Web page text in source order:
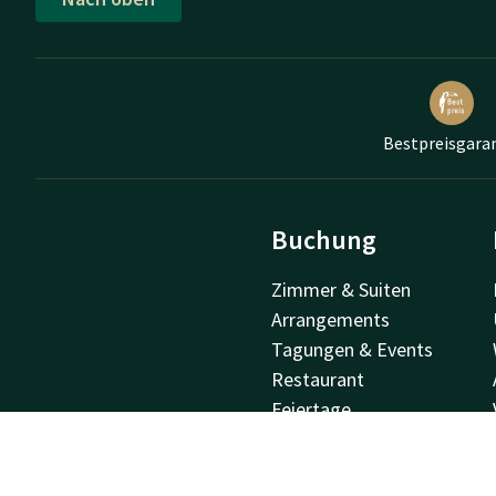
Buchung
Zimmer & Suiten
Arrangements
Tagungen & Events
Restaurant
Feiertage